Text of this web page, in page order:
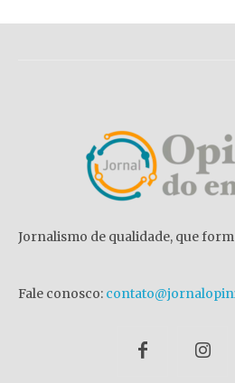
Jornalismo de qualidade, que
Fale conosco: